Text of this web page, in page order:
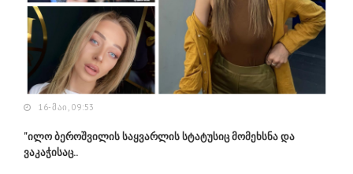
16-ᲛᲐᲘ, 09:53
"ილო ბეროშვილის საყვარლის სტატუსიც მომეხსნა და
ვაკაჭისაც..